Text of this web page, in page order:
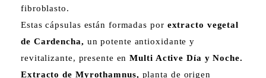
fibroblasto.
Estas cápsulas están formadas por extracto vegetal
de Cardencha, un potente antioxidante y
revitalizante, presente enMulti Active Día y Noche.
Extracto de Myrothamnus, planta de origen